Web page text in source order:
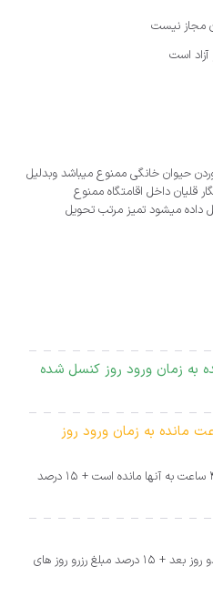
مجاز نیست
آزاد است
حیوان خانگی ممنوع میباشد وبدلیل
قلیان داخل اقامتگاه ممنوع
داده میشود تمیز مرتب تحویل
در کمتر از 48 ساعت مانده به زمان ورود روز
100 درصد روز هایی که کمتر از 48 ساعت به آنها مانده است + 15 درصد
100 درصد مبلغ رزرو همان روز و دو روز بعد + 15 درصد مبلغ رزرو روز های